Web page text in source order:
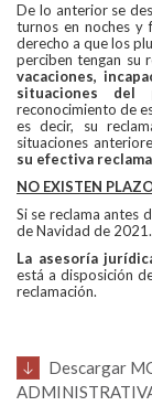
De lo anterior se
turnos en noches y
derecho a que los
perciben tengan su
vacaciones,
situaciones del
reconocimiento de
es decir, su
situaciones
su efectiva
NO EXISTEN
Si se reclama antes
de Navidad de 2021.
La asesoría
está a disposición
reclamación.
Descargar